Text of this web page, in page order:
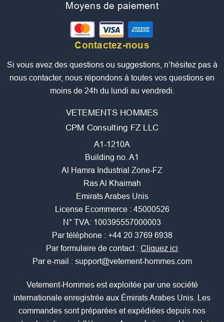
Moyens de paiement
Contactez-nous
Si vous avez des questions ou suggestions, n’hésitez pas à
nous contacter, nous répondons à toutes vos questions en
moins de 24h du lundi au vendredi.
VETEMENTS HOMMES
CPM Consulting FZ LLC
A1-1210A
Building no. A1
Al Hamra Industrial Zone-FZ
Ras Al Khaimah
Emirats Arabes Unis
License Ecommerce : 45000526
N° TVA: 100395557000003
Par téléphone : +44 20 3769 6938
Par formulaire de contact : Cliquez ici
Par e-mail : support@vetement-hommes.com
Vetement-Hommes est exploitée par une société
internationale enregistrée aux Émirats Arabes Unis. Les
commandes sont préparées et expédiées depuis nos